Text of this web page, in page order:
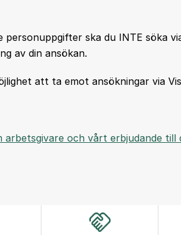
personuppgifter ska du INTE söka
av din ansökan.
att ta emot ansökningar via
arbetsgivare och vårt erbjudande till